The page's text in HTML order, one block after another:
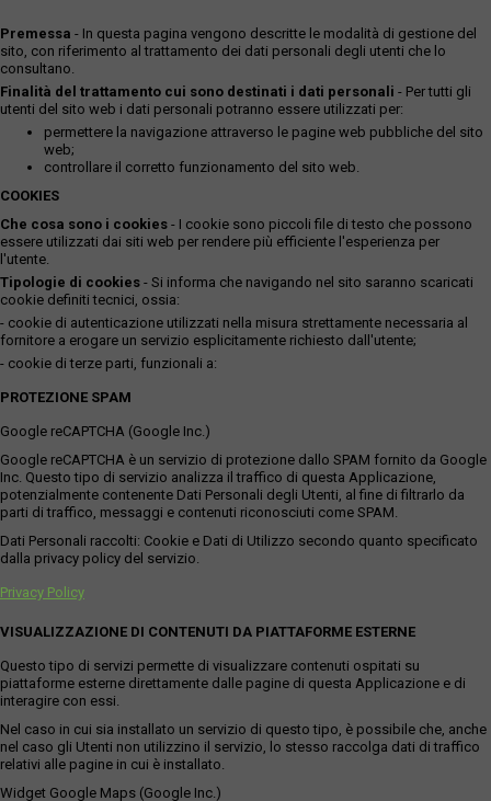
Premessa - In questa pagina vengono descritte le modalità di gestione del
sito, con riferimento al trattamento dei dati personali degli utenti che lo
consultano.
Finalità del trattamento cui sono destinati i dati personali - Per tutti gli
utenti del sito web i dati personali potranno essere utilizzati per:
permettere la navigazione attraverso le pagine web pubbliche del sito
web;
controllare il corretto funzionamento del sito web.
COOKIES
Che cosa sono i cookies - I cookie sono piccoli file di testo che possono
essere utilizzati dai siti web per rendere più efficiente l'esperienza per
l'utente.
Tipologie di cookies - Si informa che navigando nel sito saranno scaricati
cookie definiti tecnici, ossia:
- cookie di autenticazione utilizzati nella misura strettamente necessaria al
fornitore a erogare un servizio esplicitamente richiesto dall'utente;
- cookie di terze parti, funzionali a:
PROTEZIONE SPAM
Google reCAPTCHA (Google Inc.)
Google reCAPTCHA è un servizio di protezione dallo SPAM fornito da Google
Inc. Questo tipo di servizio analizza il traffico di questa Applicazione,
potenzialmente contenente Dati Personali degli Utenti, al fine di filtrarlo da
parti di traffico, messaggi e contenuti riconosciuti come SPAM.
Dati Personali raccolti: Cookie e Dati di Utilizzo secondo quanto specificato
dalla privacy policy del servizio.
Privacy Policy
VISUALIZZAZIONE DI CONTENUTI DA PIATTAFORME ESTERNE
Questo tipo di servizi permette di visualizzare contenuti ospitati su
piattaforme esterne direttamente dalle pagine di questa Applicazione e di
interagire con essi.
Nel caso in cui sia installato un servizio di questo tipo, è possibile che, anche
nel caso gli Utenti non utilizzino il servizio, lo stesso raccolga dati di traffico
relativi alle pagine in cui è installato.
Widget Google Maps (Google Inc.)